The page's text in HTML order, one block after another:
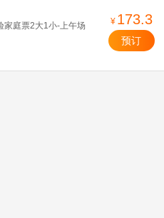
家庭票2大1小-上午场
¥ 173.3
预订